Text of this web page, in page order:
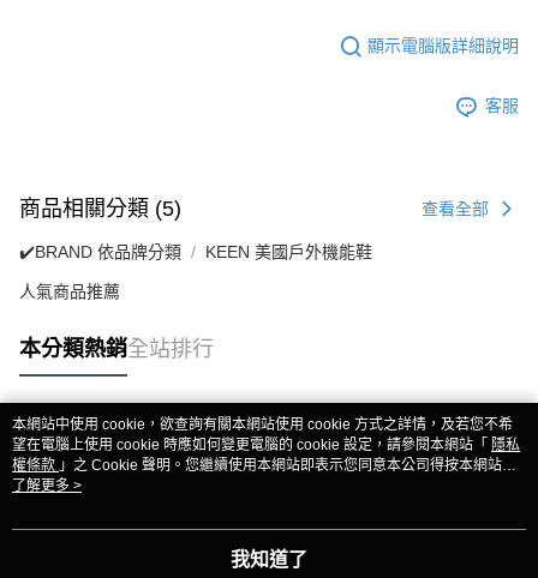
顯示電腦版詳細說明
客服
商品相關分類 (5) 查看全部
✔️BRAND 依品牌分類 KEEN 美國戶外機能鞋
人氣商品推薦
本分類熱銷全站排行
熱門標籤
本網站中使用 cookie，欲查詢有關本網站使用 cookie 方式之詳情，及若您不希
望在電腦上使用 cookie 時應如何變更電腦的 cookie 設定，請參閱本網站「 隱私
權條款 」之 Cookie 聲明。您繼續使用本網站即表示您同意本公司得按本網站使
用條款之 Cookie 聲明使用 cookie。
了解更多 >
我知道了